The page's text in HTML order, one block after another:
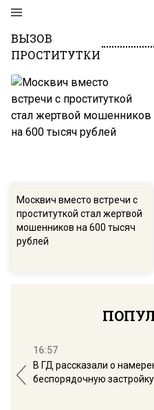
ВЫЗОВ
ПРОСТИТУТКИ
Москвич вместо встречи с
проституткой стал жертвой
мошенников на 600 тысяч
рублей
16:57
В ГД рассказали о
беспорядочную